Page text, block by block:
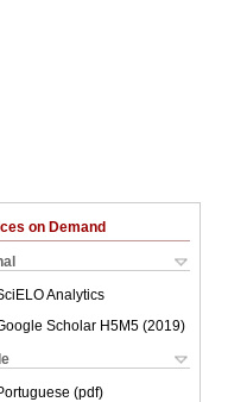
on Demand
Analytics
Scholar H5M5 (2019)
(pdf)